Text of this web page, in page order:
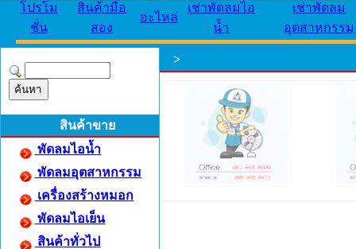
โปรโม
ชั่น
สินค้ามือ
สอง
อะไหล่
เช่าพัดลมไอ
น้ำ
เช่าพัดลม
อุตสาหกรรม
สินค้าขาย
พัดลมไอน้ำ
พัดลมอุตสาหกรรม
เครื่องสร้างหมอก
พัดลมไอเย็น
สินค้าทั่วไป
>